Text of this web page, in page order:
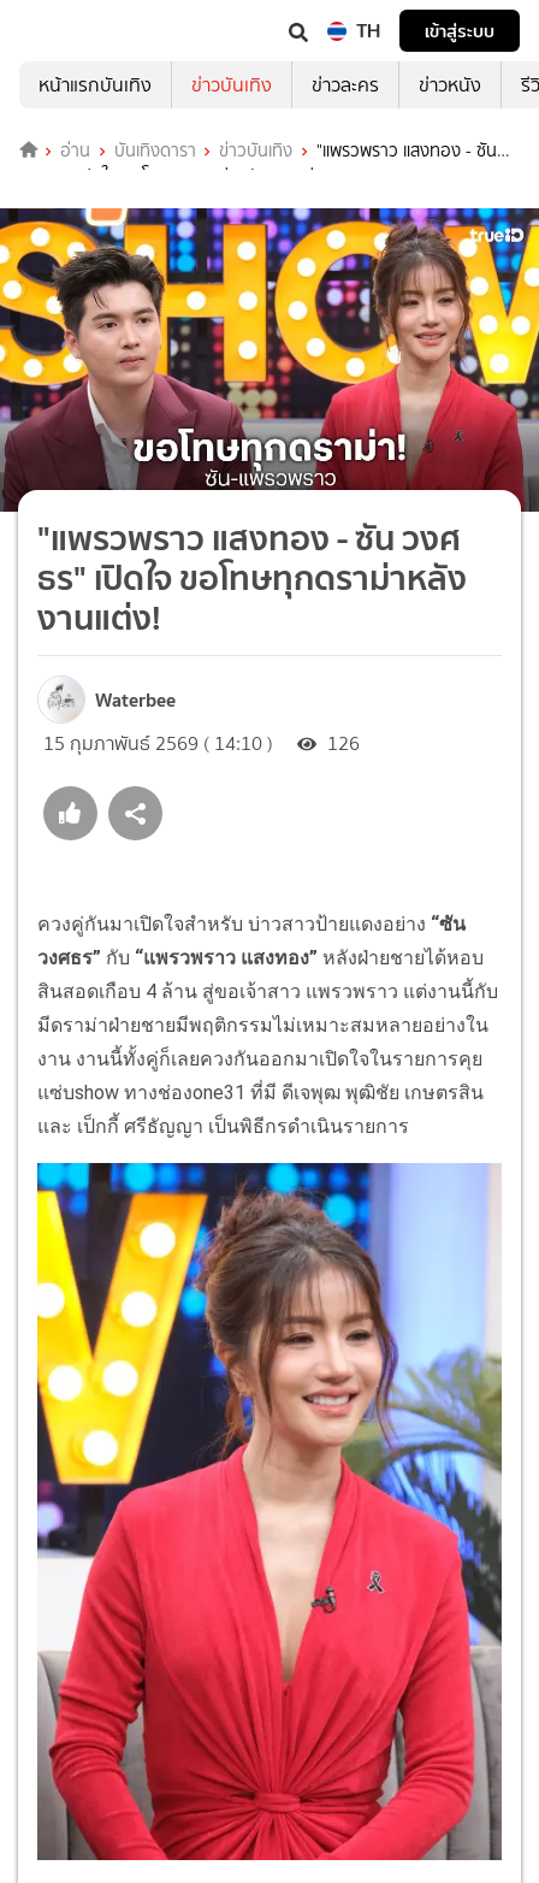
TH
เข้าสู่ระบบ
หน้าแรกบันเทิง
ข่าวบันเทิง ข่าวละคร ข่าวหนัง รี
อ่าน บันเทิงดารา ข่าวบันเทิง
"แพรวพราว แสงทอง - ซัน
วงศธร" เปิดใจ ขอโทษทุกดราม่าหลังงานแต่ง!
"แพรวพราว แสงทอง - ซัน วงศ
ธร" เปิดใจ ขอโทษทุกดราม่าหลัง
งานแต่ง!
Waterbee
15 กุมภาพันธ์ 2569 ( 14:10 ) 126
ควงคู่กันมาเปิดใจสำหรับ บ่าวสาวป้ายแดงอย่าง “ซัน
วงศธร” กับ “แพรวพราว แสงทอง” หลังฝ่ายชายได้หอบ
สินสอดเกือบ 4 ล้าน สู่ขอเจ้าสาว แพรวพราว แต่งานนี้กับ
มีดราม่าฝ่ายชายมีพฤติกรรมไม่เหมาะสมหลายอย่างใน
งาน งานนี้ทั้งคู่ก็เลยควงกันออกมาเปิดใจในรายการคุย
แซ่บshow ทางช่องone31 ที่มี ดีเจพุฒ พุฒิชัย เกษตรสิน
และ เป็กกี้ ศรีธัญญา เป็นพิธีกรดำเนินรายการ